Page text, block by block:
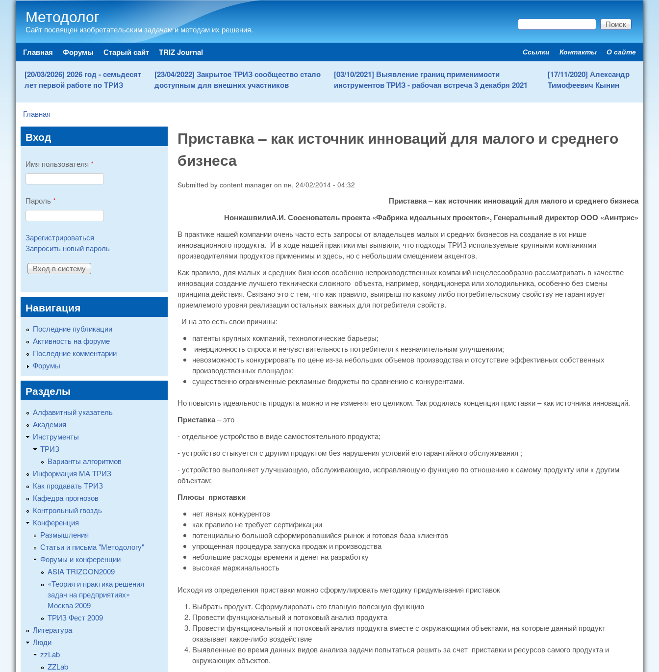
Методолог
Сайт посвящен изобретательским задачам и методам их решения. Форма поиска
Поиск
Main menu
Главная Форумы Старый сайт TRIZ Journal Secondary menu
Ссылки Контакты О сайте
[20/03/2026] 2026 год - семьдесят
лет первой работе по ТРИЗ
[23/04/2022] Закрытое ТРИЗ сообщество стало
доступным для внешних участников
[03/10/2021] Выявление границ применимости
инструментов ТРИЗ - рабочая встреча 3 декабря 2021
[17/11/2020] Александр
Тимофеевич Кынин
You are here
Главная
Приставка – как источник инноваций для малого и среднего
бизнеса
Submitted by content manager on пн, 24/02/2014 - 04:32
Приставка – как источник инноваций для малого и среднего бизнеса
НониашвилиА.И. Сооснователь проекта «Фабрика идеальных проектов», Генеральный директор ООО «Аинтрис»
В практике нашей компании очень часто есть запросы от владельцев малых и средних бизнесов на создание в их нише
инновационного продукта. И в ходе нашей практики мы выявили, что подходы ТРИЗ используемые крупными компаниями
производителями продуктов применимы и здесь, но с небольшим смещением акцентов.
Как правило, для малых и средних бизнесов особенно непроизводственных компаний нецелесообразно рассматривать в качестве
инновации создание лучшего технически сложного объекта, например, кондиционера или холодильника, особенно без смены
принципа действия. Связано это с тем, что как правило, выигрыш по какому либо потребительскому свойству не гарантирует
приемлемого уровня реализации остальных важных для потребителя свойств.
И на это есть свои причины:
патенты крупных компаний, технологические барьеры;
инерционность спроса и нечувствительность потребителя к незначительным улучшениям;
невозможность конкурировать по цене из-за небольших объемов производства и отсутствие эффективных собственных
производственных площадок;
существенно ограниченные рекламные бюджеты по сравнению с конкурентами.
Но повысить идеальность продукта можно и не изменяя его целиком. Так родилась концепция приставки – как источника инноваций.
Приставка– это
- отдельное устройство в виде самостоятельного продукта;
- устройство стыкуется с другим продуктом без нарушения условий его гарантийного обслуживания ;
- устройство выполняет улучшающую, обслуживающую, исправляющую функцию по отношению к самому продукту или к другим
объектам;
Плюсы приставки
нет явных конкурентов
как правило не требует сертификации
потенциально большой сформировавшийся рынок и готовая база клиентов
упрощенная процедура запуска продаж и производства
небольшие расходы времени и денег на разработку
высокая маржинальность
Исходя из определения приставки можно сформулировать методику придумывания приставок
Выбрать продукт. Сформулировать его главную полезную функцию
Провести функциональный и потоковый анализ продукта
Провести функциональный и потоковый анализ продукта вместе с окружающими объектами, на которые данный продукт
оказывает какое-либо воздействие
Выявленные во время данных видов анализа задачи попытаться решить за счет приставки и ресурсов самого продукта и
окружающих объектов.
Вход
Имя пользователя *
Пароль *
Зарегистрироваться
Запросить новый пароль
Навигация
Последние публикации
Активность на форуме
Последние комментарии
Форумы
Разделы
Алфавитный указатель
Академия
Инструменты
ТРИЗ
Варианты алгоритмов
Информация МА ТРИЗ
Как продавать ТРИЗ
Кафедра прогнозов
Контрольный гвоздь
Конференция
Размышления
Статьи и письма "Методологу"
Форумы и конференции
ASIA TRIZCON2009
«Теория и практика решения
задач на предприятиях»
Москва 2009
ТРИЗ Фест 2009
Литература
Люди
zzLab
ZZLab